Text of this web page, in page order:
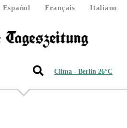
Español Français
Italiano
Clima - Berlin 26°C